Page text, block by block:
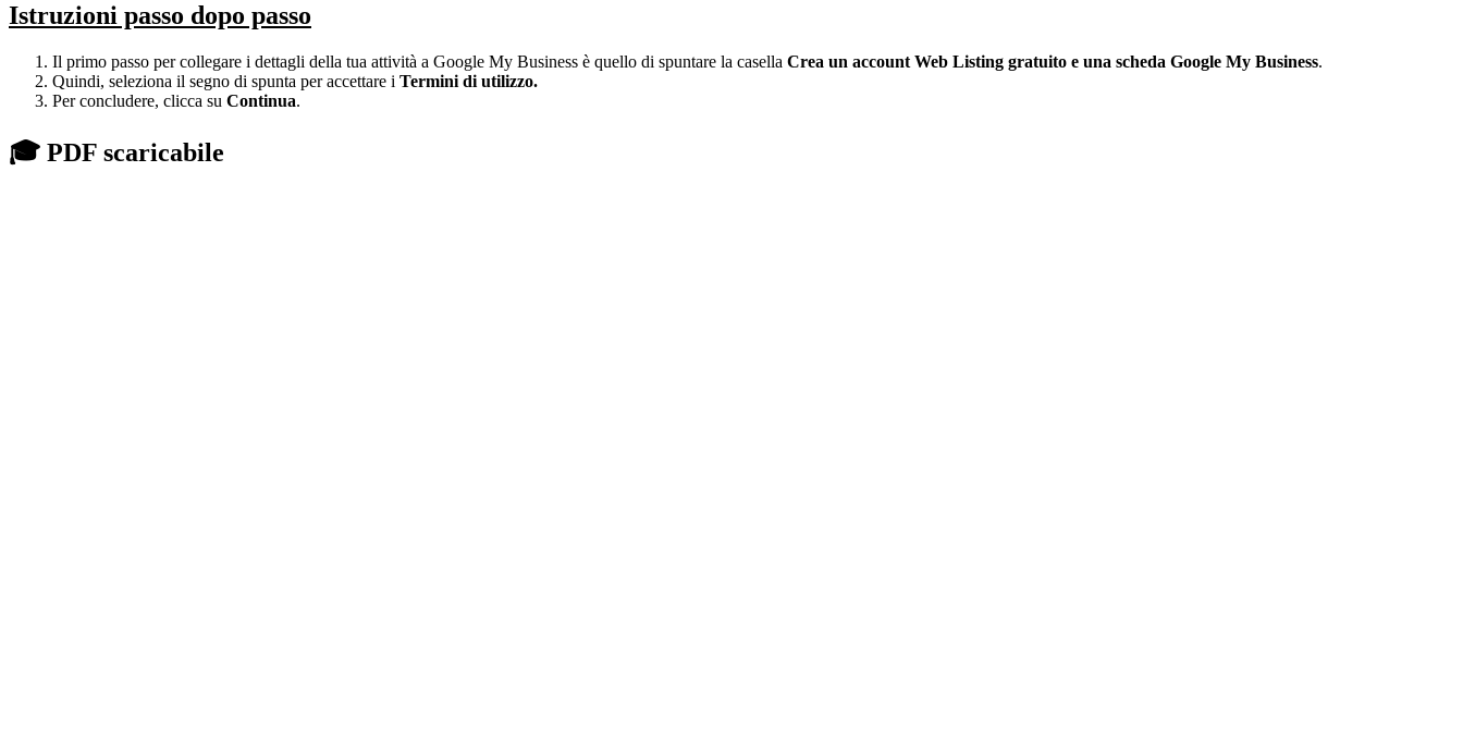
Istruzioni passo dopo passo
Il primo passo per collegare i dettagli della tua attività a Google My Business è quello di spuntare la casella Crea un account Web Listing gratuito e una scheda Google My Business.
Quindi, seleziona il segno di spunta per accettare i Termini di utilizzo.
Per concludere, clicca su Continua.
🎓 PDF scaricabile